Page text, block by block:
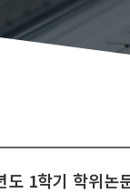
1학기 학위논